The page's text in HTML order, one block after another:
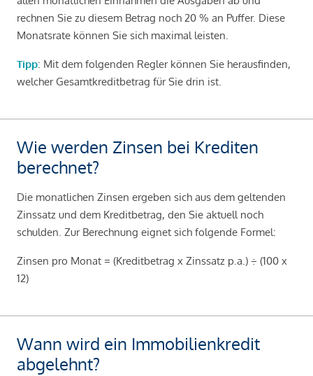
rechnen Sie zu diesem Betrag noch 20 % an Puffer. Diese
Monatsrate können Sie sich maximal leisten.
Tipp: Mit dem folgenden Regler können Sie herausfinden,
welcher Gesamtkreditbetrag für Sie drin ist.
Wie werden Zinsen bei Krediten
berechnet?
Die monatlichen Zinsen ergeben sich aus dem geltenden
Zinssatz und dem Kreditbetrag, den Sie aktuell noch
schulden. Zur Berechnung eignet sich folgende Formel:
Zinsen pro Monat = (Kreditbetrag x Zinssatz p.a.) ÷ (100 x
12)
Wann wird ein Immobilienkredit
abgelehnt?